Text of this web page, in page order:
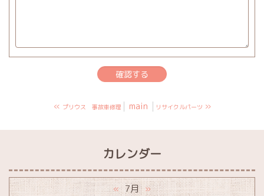
« プリウス 事故車修理 main リサイクルパーツ »
カレンダー
« 7月 »